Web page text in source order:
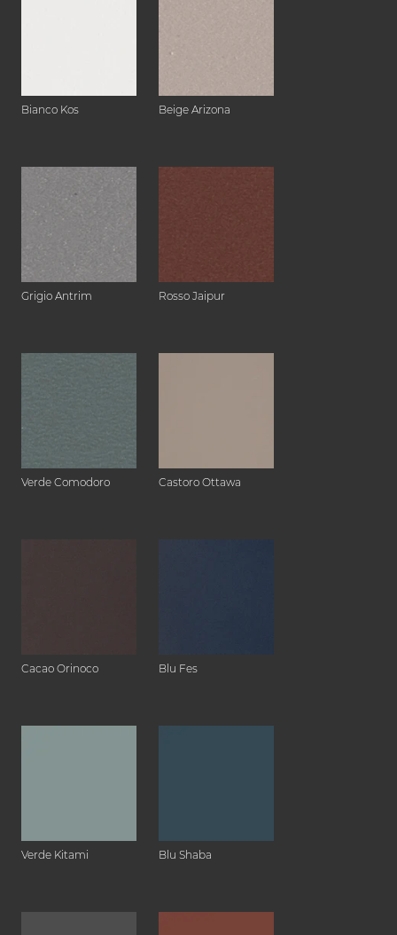
Bianco Kos Beige Arizona
Grigio Antrim Rosso Jaipur
Verde Comodoro Castoro Ottawa
Cacao Orinoco Blu Fes
Verde Kitami Blu Shaba